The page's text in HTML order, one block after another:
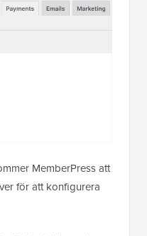
MemberPress att
för att konfigurera